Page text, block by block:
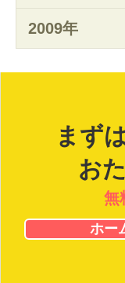
2009年
まず
お
無
ホー